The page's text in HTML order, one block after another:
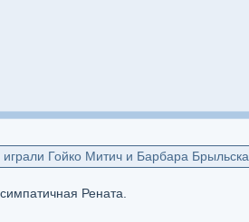
Гойко Митич и Барбара Брыльска
Рената.